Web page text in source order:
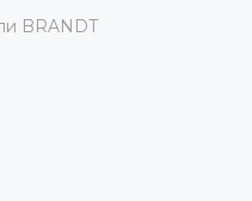
BRANDT